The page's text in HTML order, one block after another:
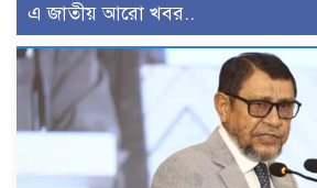
এ জাতীয় আরো খবর..